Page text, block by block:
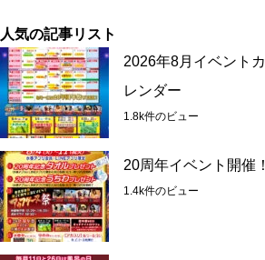
人気の記事リスト
2026年8月イベントカ
レンダー
1.8k件のビュー
20周年イベント開催！
1.4k件のビュー